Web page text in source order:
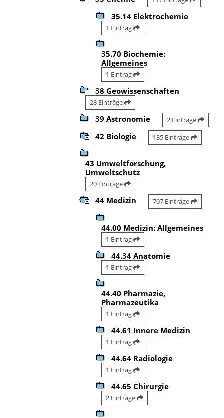
35.14 Elektrochemie
1 Eintrag
35.70 Biochemie:
Allgemeines
1 Eintrag
38 Geowissenschaften
28 Einträge
39 Astronomie 2 Einträge
42 Biologie 135 Einträge
43 Umweltforschung,
Umweltschutz
20 Einträge
44 Medizin 707 Einträge
44.00 Medizin: Allgemeines
1 Eintrag
44.34 Anatomie
1 Eintrag
44.40 Pharmazie,
Pharmazeutika
1 Eintrag
44.61 Innere Medizin
1 Eintrag
44.64 Radiologie
1 Eintrag
44.65 Chirurgie
2 Einträge